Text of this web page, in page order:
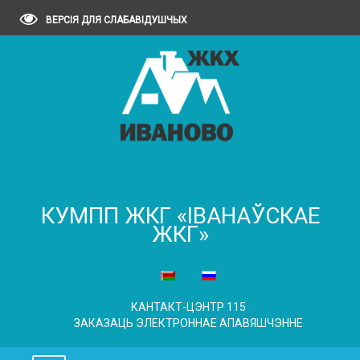
ВЕРСІЯ ДЛЯ СЛАБАВІДУШЧЫХ
КУМПП ЖКГ «ІВАНАЎСКАЕ
ЖКГ»
КАНТАКТ-ЦЭНТР 115
ЗАКАЗАЦЬ ЭЛЕКТРОННАЕ АПАВЯШЧЭННЕ